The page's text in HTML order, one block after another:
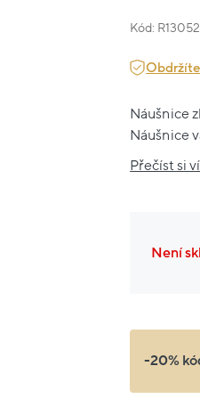
Kód:
Náušnice
Náušnice
Přečíst si
Není
-20%